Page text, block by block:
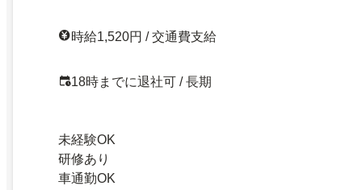
時給1,520円 / 交通費支給
18時までに退社可 / 長期
未経験OK
研修あり
車通勤OK